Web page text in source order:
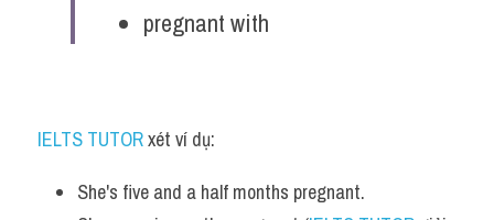
Đề thi thật Task 2pregnant with
IELTS TUTOR xét ví dụ:
She's five and a half months pregnant.